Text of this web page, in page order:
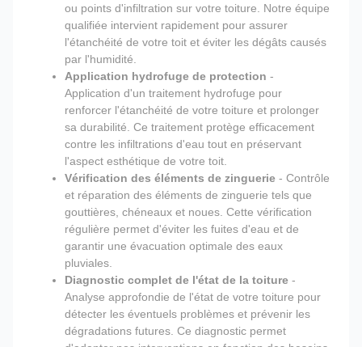
ou points d'infiltration sur votre toiture. Notre équipe
qualifiée intervient rapidement pour assurer
l'étanchéité de votre toit et éviter les dégâts causés
par l'humidité.
Application hydrofuge de protection -
Application d'un traitement hydrofuge pour
renforcer l'étanchéité de votre toiture et prolonger
sa durabilité. Ce traitement protège efficacement
contre les infiltrations d'eau tout en préservant
l'aspect esthétique de votre toit.
Vérification des éléments de zinguerie - Contrôle
et réparation des éléments de zinguerie tels que
gouttières, chéneaux et noues. Cette vérification
régulière permet d'éviter les fuites d'eau et de
garantir une évacuation optimale des eaux
pluviales.
Diagnostic complet de l'état de la toiture -
Analyse approfondie de l'état de votre toiture pour
détecter les éventuels problèmes et prévenir les
dégradations futures. Ce diagnostic permet